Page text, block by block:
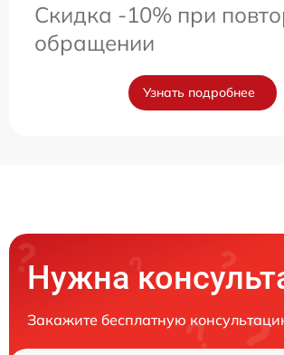
Скидка -10% при
обращении
Узнать подробнее
Нужна
Закажите бесплатную